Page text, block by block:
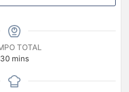
TOTAL
30 mins